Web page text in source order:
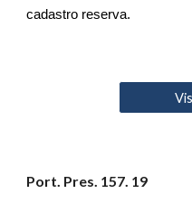
cadastro reserva.
Port. Pres. 157. 19